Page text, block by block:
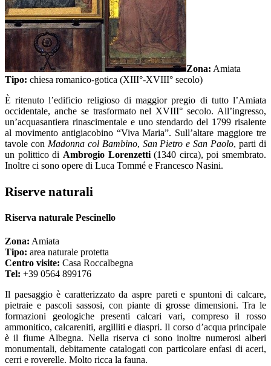
Zona: Amiata
Tipo: chiesa romanico-gotica (XIII°-XVIII° secolo)
È ritenuto l’edificio religioso di maggior pregio di tutto l’Amiata
occidentale, anche se trasformato nel XVIII° secolo. All’ingresso,
un’acquasantiera rinascimentale e uno stendardo del 1799 risalente
al movimento antigiacobino “Viva Maria”. Sull’altare maggiore tre
tavole con Madonna col Bambino, San Pietro e San Paolo, parti di
un polittico di Ambrogio Lorenzetti(1340 circa), poi smembrato.
Inoltre ci sono opere di Luca Tommé e Francesco Nasini.
Riserve naturali
Riserva naturale Pescinello
Zona: Amiata
Tipo: area naturale protetta
Centro visite: Casa Roccalbegna
Tel: +39 0564 899176
Il paesaggio è caratterizzato da aspre pareti e spuntoni di calcare,
pietraie e pascoli sassosi, con piante di grosse dimensioni. Tra le
formazioni geologiche presenti calcari vari, compreso il rosso
ammonitico, calcareniti, argilliti e diaspri. Il corso d’acqua principale
è il fiume Albegna. Nella riserva ci sono inoltre numerosi alberi
monumentali, debitamente catalogati con particolare enfasi di aceri,
cerri e roverelle. Molto ricca la fauna.